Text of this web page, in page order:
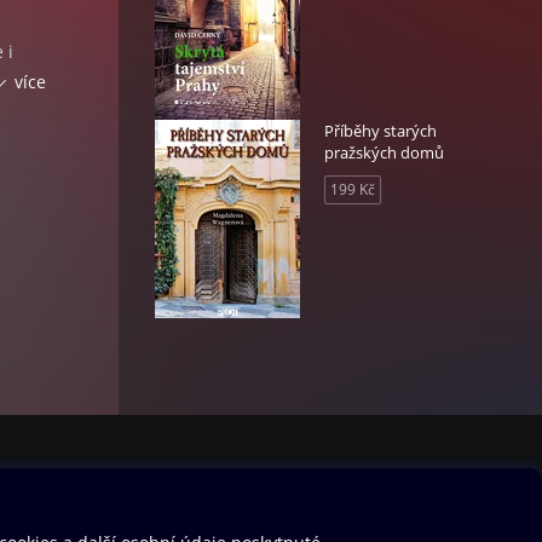
i
jsou
více
Příběhy starých
pražských domů
199 Kč